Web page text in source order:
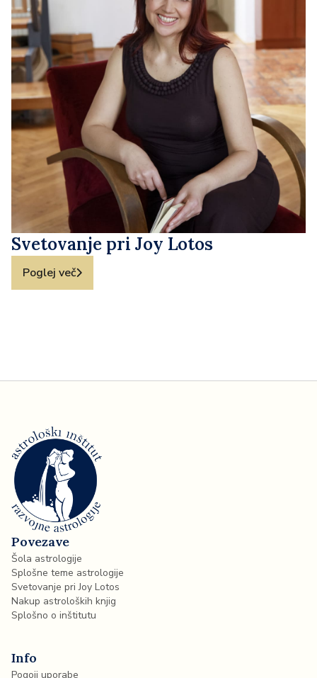
Svetovanje pri Joy Lotos
Poglej več
Povezave
Šola astrologije
Splošne teme astrologije
Svetovanje pri Joy Lotos
Nakup astroloških knjig
Splošno o inštitutu
Info
Pogoji uporabe